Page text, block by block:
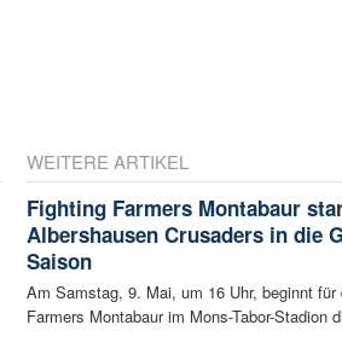
WEITERE ARTIKEL
Fighting Farmers Montabaur
Albershausen Crusaders in die
Saison
Am Samstag, 9. Mai, um 16 Uhr, beginnt für
Farmers Montabaur im Mons-Tabor-Stadion